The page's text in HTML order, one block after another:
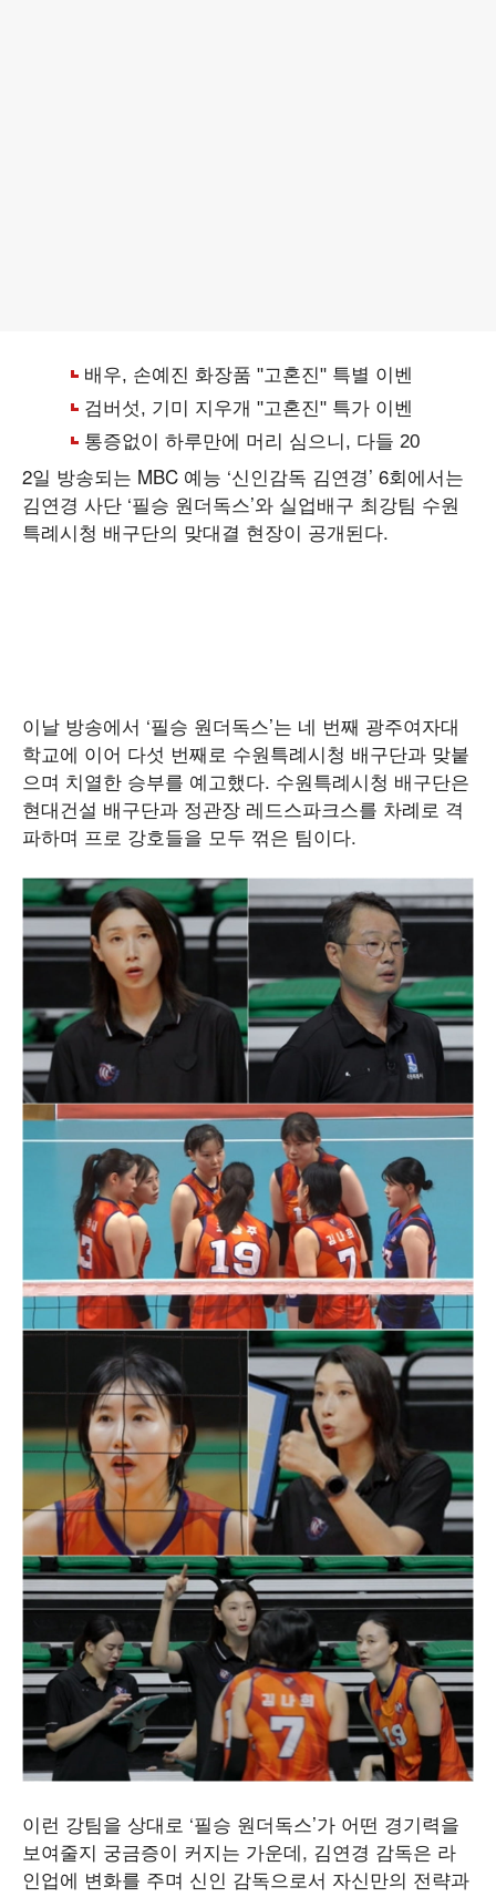
2일 방송되는 MBC 예능 ‘신인감독 김연경’ 6회에서는
김연경 사단 ‘필승 원더독스’와 실업배구 최강팀 수원
특례시청 배구단의 맞대결 현장이 공개된다.
이날 방송에서 ‘필승 원더독스’는 네 번째 광주여자대
학교에 이어 다섯 번째로 수원특례시청 배구단과 맞붙
으며 치열한 승부를 예고했다. 수원특례시청 배구단은
현대건설 배구단과 정관장 레드스파크스를 차례로 격
파하며 프로 강호들을 모두 꺾은 팀이다.
이런 강팀을 상대로 ‘필승 원더독스’가 어떤 경기력을
보여줄지 궁금증이 커지는 가운데, 김연경 감독은 라
인업에 변화를 주며 신인 감독으로서 자신만의 전략과